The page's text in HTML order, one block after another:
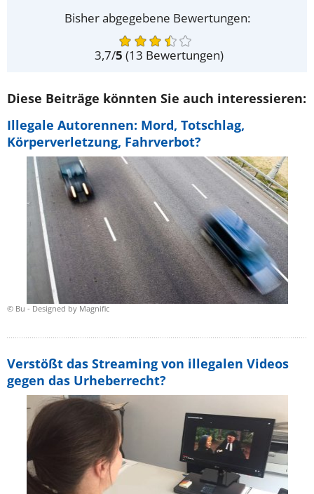
Bisher abgegebene Bewertungen:
3,7/5 (13 Bewertungen)
Diese Beiträge könnten Sie auch interessieren:
© Bu - Designed by Magnific
Illegale Autorennen: Mord, Totschlag,
Körperverletzung, Fahrverbot?
Verstößt das Streaming von illegalen Videos
gegen das Urheberrecht?